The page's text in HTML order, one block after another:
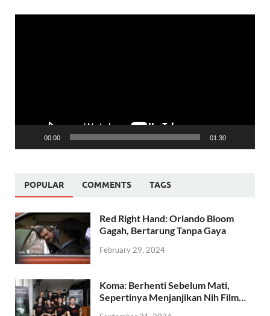
00:00 01:30
POPULAR COMMENTS TAGS
Red Right Hand: Orlando Bloom
Gagah, Bertarung Tanpa Gaya
February 29, 2024
Koma: Berhenti Sebelum Mati,
Sepertinya Menjanjikan Nih Film…